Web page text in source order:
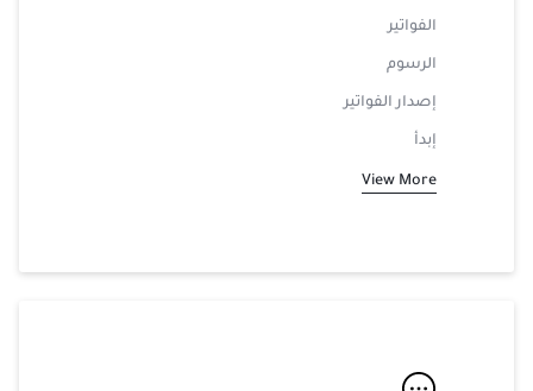
الفواتير
الرسوم
إصدار الفواتير
إبدأ
View More